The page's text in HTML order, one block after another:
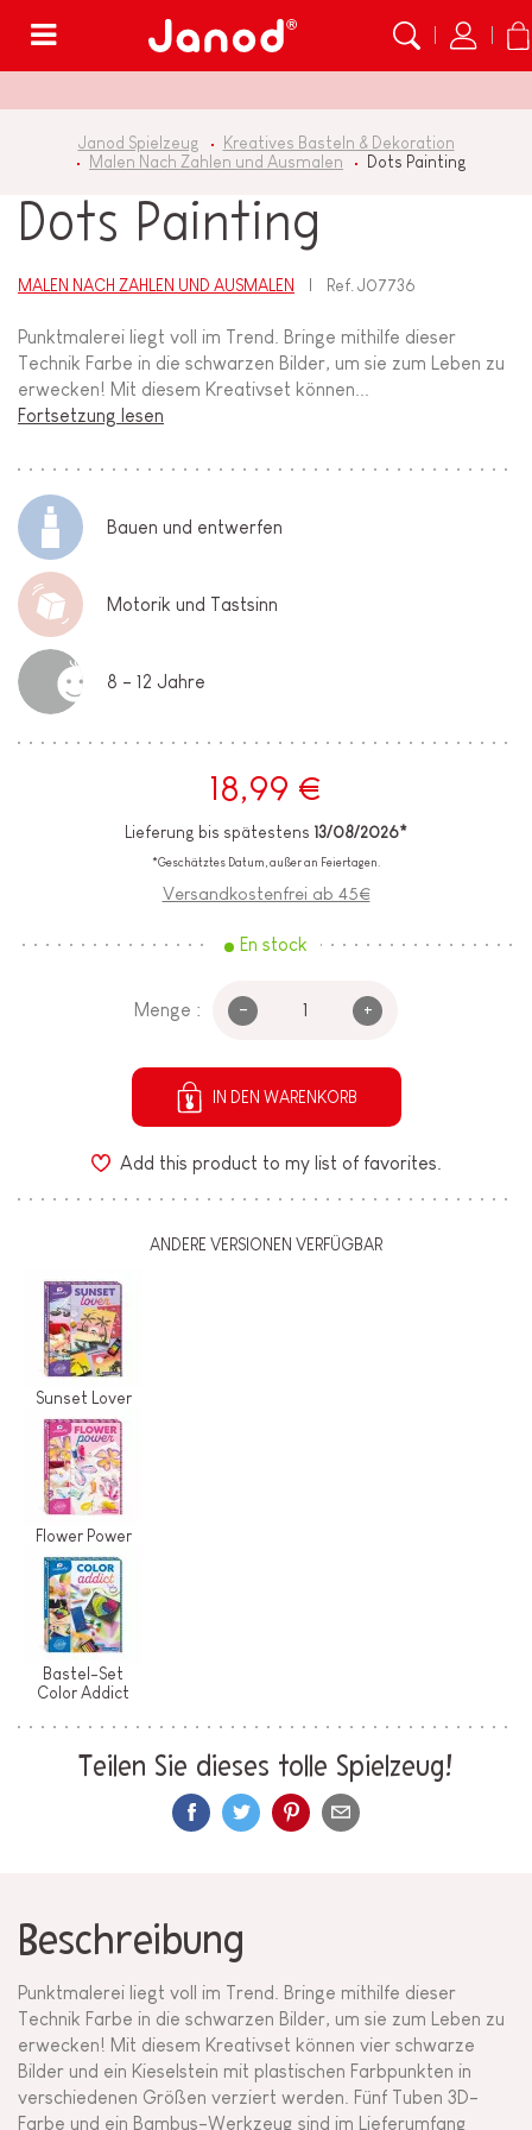
Janod Spielzeug
Kreatives Basteln & Dekoration
Malen Nach Zahlen und Ausmalen
Dots Painting
Dots Painting
MALEN NACH ZAHLEN UND AUSMALEN Ref.J07736
Punktmalerei liegt voll im Trend. Bringe mithilfe dieser
Technik Farbe in die schwarzen Bilder, um sie zum Leben zu
erwecken! Mit diesem Kreativset können...
Fortsetzung lesen
Bauen und entwerfen
Motorik und Tastsinn
8 - 12 Jahre
18,99 €
Lieferung bis spätestens 13/08/2026*
*Geschätztes Datum, außer an Feiertagen.
Versandkostenfrei ab 45€
En stock
Menge : - +
IN DEN WARENKORB
Add this product to my list of favorites.
ANDERE VERSIONEN VERFÜGBAR
Sunset Lover
Flower Power
Bastel-Set
Color Addict
Teilen Sie dieses tolle Spielzeug!
Beschreibung
Punktmalerei liegt voll im Trend. Bringe mithilfe dieser
Technik Farbe in die schwarzen Bilder, um sie zum Leben zu
erwecken! Mit diesem Kreativset können vier schwarze
Bilder und ein Kieselstein mit plastischen Farbpunkten in
verschiedenen Größen verziert werden. Fünf Tuben 3D-
Farbe und ein Bambus-Werkzeug sind im Lieferumfang